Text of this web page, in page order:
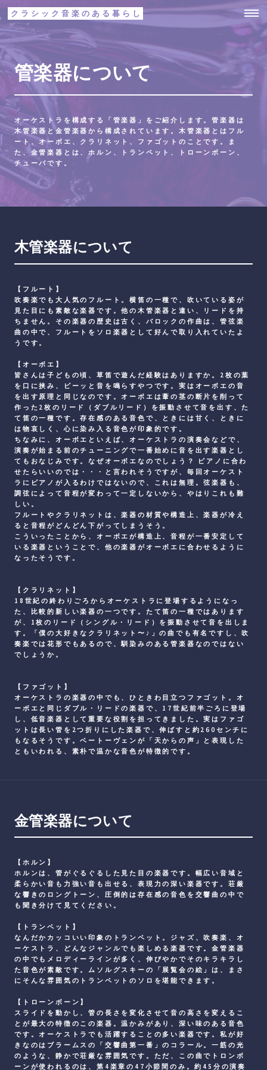
クラシック音楽のある暮らし
管楽器について
オーケストラを構成する「管楽器」をご紹介します。管楽器は
木管楽器と金管楽器から構成されています。木管楽器とはフル
ート、オーボエ、クラリネット、ファゴットのことです。ま
た、金管楽器とは、ホルン、トランペット、トローンボーン、
チューバです。
木管楽器について
【フルート】
吹奏楽でも大人気のフルート。横笛の一種で、吹いている姿が
見た目にも素敵な楽器です。他の木管楽器と違い、リードを持
ちません。その楽器の歴史は古く、バロックの作曲は、管弦楽
曲の中で、フルートをソロ楽器として好んで取り入れていたよ
うです。
【オーボエ】
皆さんは子どもの頃、草笛で遊んだ経験はありますか。2枚の葉
を口に挟み、ピーッと音を鳴らすやつです。実はオーボエの音
を出す原理と同じなのです。オーボエは葦の茎の断片を削って
作った2枚のリード（ダブルリード）を振動させて音を出す、た
て笛の一種です。存在感のある音色で、ときには甘く、ときに
は物哀しく、心に染み入る音色が印象的です。
ちなみに、オーボエといえば、オーケストラの演奏会などで、
演奏が始まる前のチューニングで一番始めに音を出す楽器とし
てもおなじみです。なぜオーボエなのでしょう？ ピアノに合わ
せたらいいのでは・・・と言われそうですが、毎回オーケスト
ラにピアノが入るわけではないので、これは無理。弦楽器も、
調弦によって音程が変わって一定しないから、やはりこれも難
しい。
フルートやクラリネットは、楽器の材質や構造上、楽器が冷え
ると音程がどんどん下がってしまうそう。
こういったことから、オーボエが構造上、音程が一番安定して
いる楽器ということで、他の楽器がオーボエに合わせるように
なったそうです。
【クラリネット】
18世紀の終わりごろからオーケストラに登場するようになっ
た、比較的新しい楽器の一つです。たて笛の一種ではあります
が、1枚のリード（シングル・リード）を振動させて音を出しま
す。「僕の大好きなクラリネット〜♪」の曲でも有名ですし、吹
奏楽では花形でもあるので、馴染みのある管楽器なのではない
でしょうか。
【ファゴット】
オーケストラの楽器の中でも、ひときわ目立つファゴット。オ
ーボエと同じダブル・リードの楽器で、17世紀前半ごろに登場
し、低音楽器として重要な役割を担ってきました。実はファゴ
ットは長い管を2つ折りにした楽器で、伸ばすと約260センチに
もなるそうです。ベートーヴェンが「天からの声」と表現した
ともいわれる、素朴で温かな音色が特徴的です。
金管楽器について
【ホルン】
ホルンは、管がぐるぐるした見た目の楽器です。幅広い音域と
柔らかい音も力強い音も出せる、表現力の深い楽器です。荘厳
な響きのロングトーン、圧倒的は存在感の音色を交響曲の中で
も聞き分けて見てください。
【トランペット】
なんだかカッコいい印象のトランペット。ジャズ、吹奏楽、オ
ーケストラ、どんなジャンルでも楽しめる楽器です。金管楽器
の中でもメロディーラインが多く、伸びやかでそのキラキラし
た音色が素敵です。ムソルグスキーの「展覧会の絵」は、まさ
にそんな雰囲気のトランペットのソロを堪能できます。
【トローンボーン】
スライドを動かし、管の長さを変化させて音の高さを変えるこ
とが最大の特徴のこの楽器。温かみがあり、深い味のある音色
です。オーケストラでも活躍することの多い楽器です。私が好
きなのはブラームスの「交響曲第一番」のコラール。一筋の光
のような、静かで荘厳な雰囲気です。ただ、この曲でトロンボ
ーンが使われるのは、第4楽章の47小節間のみ。約45分の演奏